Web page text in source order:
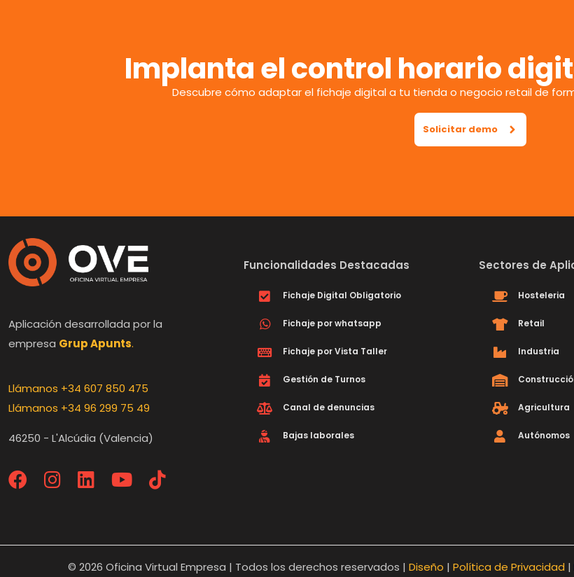
Implanta el control horario
Descubre cómo adaptar el fichaje digital a tu tienda o negocio retail de
Solicitar demo
Aplicación desarrollada por la
empresa Grup Apunts.
Llámanos +34 607 850 475
Llámanos +34 96 299 75 49
46250 - L'Alcúdia (Valencia)
Funcionalidades Destacadas
Fichaje Digital Obligatorio
Fichaje por whatsapp
Fichaje por Vista Taller
Gestión de Turnos
Canal de denuncias
Bajas laborales
Sectores de
Hosteleria
Retail
Industria
Agricultura
Autónomos
© 2026 Oficina Virtual Empresa | Todos los derechos reservados | Diseño | Política de Privacidad |